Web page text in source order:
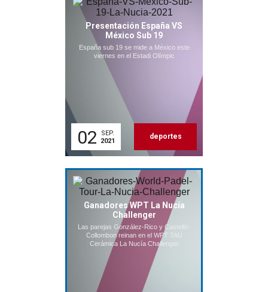
Presentación España VS
México Sub 19
España sub 19 se mide a México este
viernes en el Estadi Olímpic
02
SEP.
2021
deportes
Ganadores WPT La Nucía
Challenger
Las parejas González-Rico y Castelló-
Collombon reinan en el WPT TAU
Cerámica La Nucía Challenger